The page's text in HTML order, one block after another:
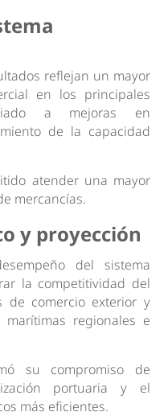
reflejan un mayor
en los principales
a mejoras en
de la capacidad
atender una mayor
mercancías.
y proyección
del sistema
la competitividad del
de comercio exterior y
regionales e
su compromiso de
portuaria y el
más eficientes.